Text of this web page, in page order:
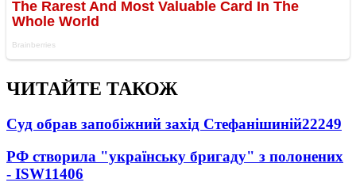
ЧИТАЙТЕ ТАКОЖ
Суд обрав запобіжний захід Стефанішиній22249
РФ створила "українську бригаду" з полонених
- ISW11406